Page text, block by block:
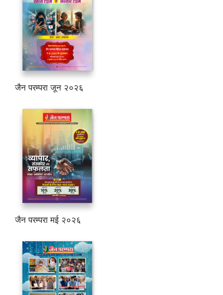
जैन परम्परा जून २०२६
जैन परम्परा मई २०२६